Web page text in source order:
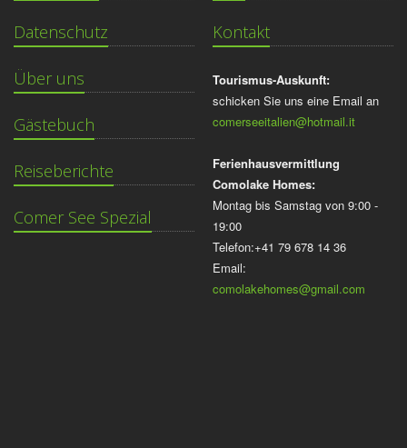
Datenschutz
Über uns
Gästebuch
Reiseberichte
Comer See Spezial
Kontakt
Tourismus-Auskunft:
schicken Sie uns eine Email an
comerseeitalien@hotmail.it
Ferienhausvermittlung
Comolake Homes:
Montag bis Samstag von 9:00 -
19:00
Telefon:+41 79 678 14 36
Email:
comolakehomes@gmail.com